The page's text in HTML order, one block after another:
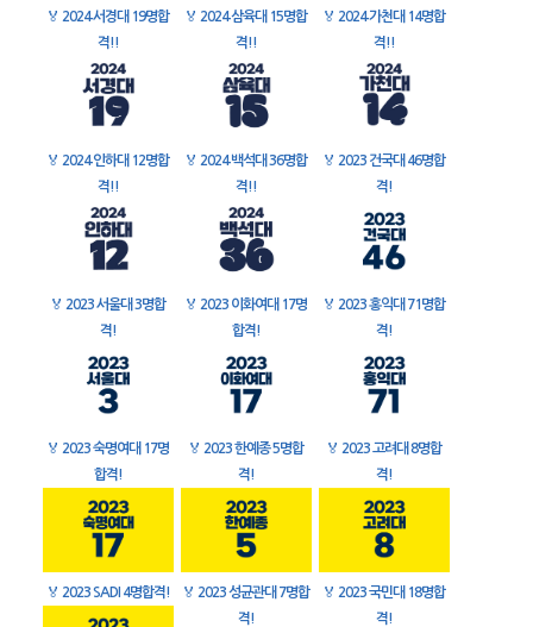
🏅 2024 서경대 19명합
격!!
🏅 2024 삼육대 15명합
격!!
🏅 2024 가천대 14명합
격!!
🏅 2024 인하대 12명합
격!!
🏅 2024 백석대 36명합
격!!
🏅 2023 건국대 46명합
격!
🏅 2023 서울대 3명합
격!
🏅 2023 이화여대 17명
합격!
🏅 2023 홍익대 71명합
격!
🏅 2023 숙명여대 17명
합격!
🏅 2023 한예종 5명합
격!
🏅 2023 고려대 8명합
격!
🏅 2023 SADI 4명합격! 🏅 2023 성균관대 7명합
격!
🏅 2023 국민대 18명합
격!